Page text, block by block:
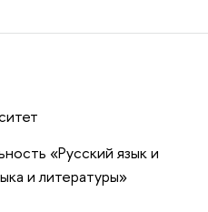
«Русский язык и
и литературы»